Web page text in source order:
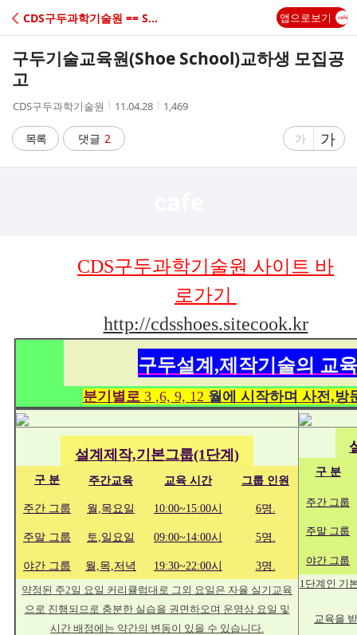
C
CDS구두과학기술원 == Shoe School,교습 앱으로보기
구두기술교육원(Shoe School)교하생 모집공
고
작
자
CDS구두과학기술원
작
시
간
11.04.28
조
1,469
목록 댓글 2
글
게
가
글
자
게
가
CDS구두과학기술원 사이트 바
로가기
http://cdsshoes.sitecook.kr
구두설계,제작기술의 교
분기별로 3 ,6, 9, 12 월에 시작하며 사전,방
설계제작,기 본그룹(1단계)
구 분 주간교육 교육 시간 그룹 인원
주간 그룹 월,목요일 10:00~15:00시 6명.
주말 그룹 토,일요일 09:00~14:00시 5명.
야간 그룹 월,목,저녁 19:30~22:00시
3명.
약정된 주2일 요일 커리큘럼대로 그외 요일은 자율 실기교육
으로 진행되므로 충분한 실습을 권면하오며 운영상 요일 및
시간 배정에는 약간의 변동이 있을 수 있습니다.
구 분
주간 그룹
주말 그룹
야간 그룹
1단계인 기
교육을